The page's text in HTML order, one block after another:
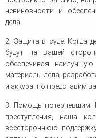
невиновности и
дела.
2. Защита в суде: Когда
будут на вашей
обеспечивая
материалы дела,
и аккуратно представим
3. Помощь потерпевшим:
преступления, наша
всестороннюю